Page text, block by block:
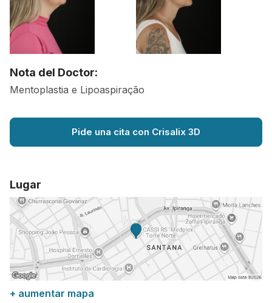
Nota del Doctor:
Mentoplastia e Lipoaspiração
Pide una cita con Crisalix 3D
Lugar
+ aumentar mapa